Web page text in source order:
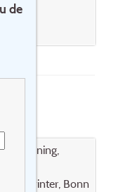
de
bediening,
Bonn